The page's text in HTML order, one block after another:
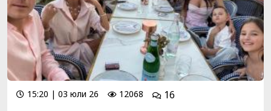
15:20 | 03 юли 26 12068
16